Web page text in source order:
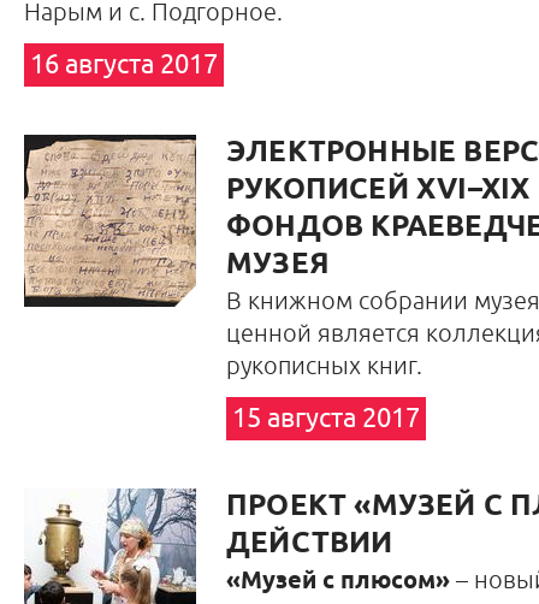
Нарым и с. Подгорное.
16 августа 2017
ЭЛЕКТРОННЫЕ
РУКОПИСЕЙ XVI–XIX
ФОНДОВ
МУЗЕЯ
В книжном собрании
ценной является
рукописных книг.
15 августа 2017
ПРОЕКТ «МУЗЕЙ С
ДЕЙСТВИИ
«Музей с плюсом» –